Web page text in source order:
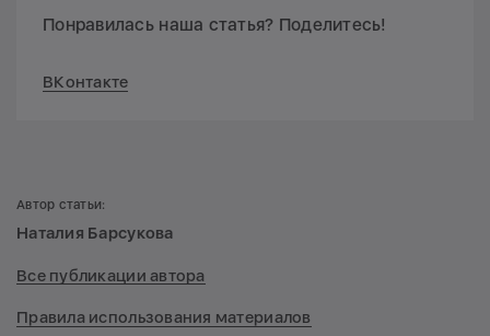
Понравилась наша статья? Поделитесь!
ВКонтакте
Автор статьи:
Наталия Барсукова
Все публикации автора
Правила использования материалов